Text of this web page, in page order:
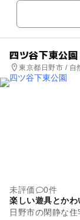
四ツ谷下東公園
東京都日野市 / 自
未評価
0件
楽しい遊具とかわ
日野市の閑静な